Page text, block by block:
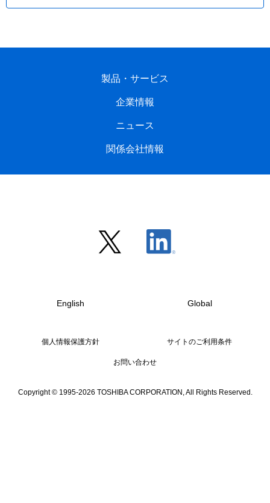
製品・サービス
企業情報
ニュース
関係会社情報
English Global
個人情報保護方針 サイトのご利用条件
お問い合わせ
Copyright © 1995-2026 TOSHIBA CORPORATION, All Rights Reserved.